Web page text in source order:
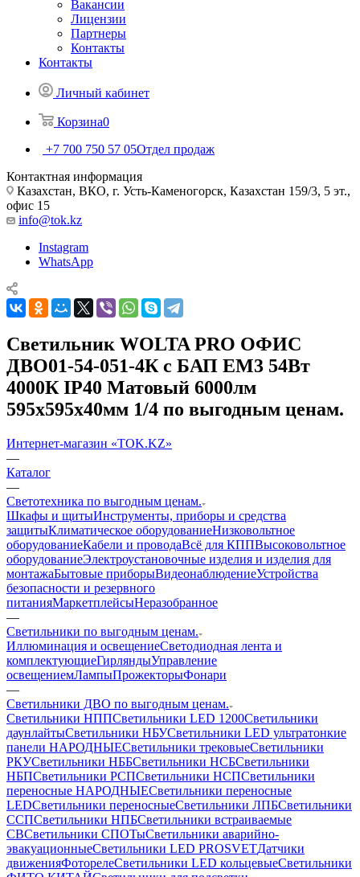
Вакансии
Лицензии
Партнеры
Контакты
Контакты
Личный кабинет
Корзина0
+7 700 750 57 05Отдел продаж
Контактная информация
Казахстан, ВКО, г. Усть-Каменогорск, Казахстан 159/3, 5 эт.,
офис 15
info@tok.kz
Instagram
WhatsApp
Светильник WOLTA PRO ОФИС
ДВО01-54-051-4К с БАП EM3 54Вт
4000К IP40 Матовый 6000лм
595х595х40мм 1/4 по выгодным ценам.
Интернет-магазин «TOK.KZ»
—
Каталог
—
Светотехника по выгодным ценам.
Шкафы и щитыИнструменты, приборы и средства
защитыКлиматическое оборудованиеНизковольтное
оборудованиеКабели и проводаВсё для КППВысоковольтное
оборудованиеЭлектроустановочные изделия и изделия для
монтажаБытовые приборыВидеонаблюдениеУстройства
безопасности и резервного
питанияМаркетплейсыНеразобранное
—
Светильники по выгодным ценам.
Иллюминация и освещениеСветодиодная лента и
комплектующиеГирляндыУправление
освещениемЛампыПрожекторыФонари
—
Светильники ДВО по выгодным ценам.
Светильники НППСветильники LED 1200Светильники
даунлайтыСветильники НБУСветильники LED ультратонкие
панели НАРОДНЫЕСветильники трековыеСветильники
РКУСветильники НББСветильники НСБСветильники
НБПСветильники РСПСветильники НСПСветильники
переносные НАРОДНЫЕСветильники переносные
LEDСветильники переносныеСветильники ЛПБСветильники
ССПСветильники НПБСветильники встраиваемые
СВСветильники СПОТыСветильники аварийно-
эвакуационныеСветильники LED PROSVETДатчики
движенияФоторелеСветильники LED кольцевыеСветильники